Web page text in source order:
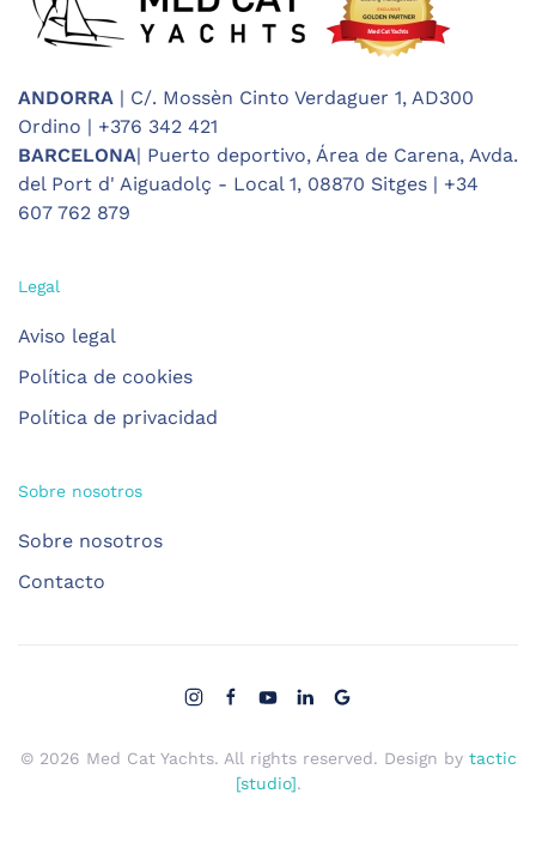
ANDORRA | C/. Mossèn Cinto Verdaguer 1, AD300
Ordino | +376 342 421
BARCELONA| Puerto deportivo, Área de Carena, Avda.
del Port d' Aiguadolç - Local 1, 08870 Sitges | +34
607 762 879
Legal
Aviso legal
Política de cookies
Política de privacidad
Sobre nosotros
Sobre nosotros
Contacto
© 2026 Med Cat Yachts. All rights reserved. Design by tactic
[studio].